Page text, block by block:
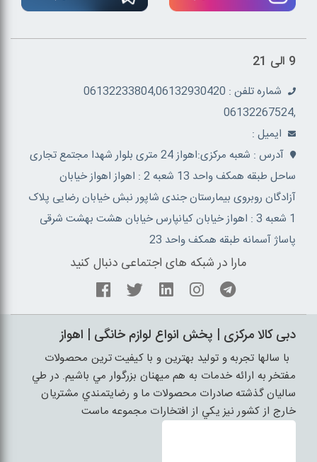
9 الی 21
شماره تلفن : 06132233804,06132930420
,06132267524
ايميل :
آدرس : شعبه مرکزی:اهواز 24 متری بلوار شهدا مجتمع تجاری
ساحل طبقه همکف واحد 13 شعبه 2 : اهواز اهواز خیابان
آزادگان روبروی بیمارستان جندی شاپور نبش خیابان رضایی پلاک
1 شعبه 3 : اهواز خیابان کیانپارس خیابان هشت بهشت شرقی
پاساژ آسمانه طبقه همکف واحد 23
مارا در شبکه های اجتماعی دنبال کنید
دبی کالا مرکزی | پخش انواع لوازم خانگی | اهواز
با سالها تجربه و توليد بهترين و با کيفيت ترين محصولات
مفتخر به ارائه خدمات به هم ميهنان بزرگوار مي باشيم. در طي
ساليان گذشته صادرات محصولات ما و رضايتمندي مشتريان
خارج از کشور نيز يکي از افتخارات مجموعه ماست